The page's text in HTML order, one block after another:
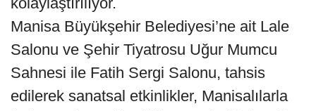
Manisa Büyükşehir Belediyesi’ne ait Lale
Salonu ve Şehir Tiyatrosu Uğur Mumcu
Sahnesi ile Fatih Sergi Salonu, tahsis
edilerek sanatsal etkinlikler, Manisalılarla